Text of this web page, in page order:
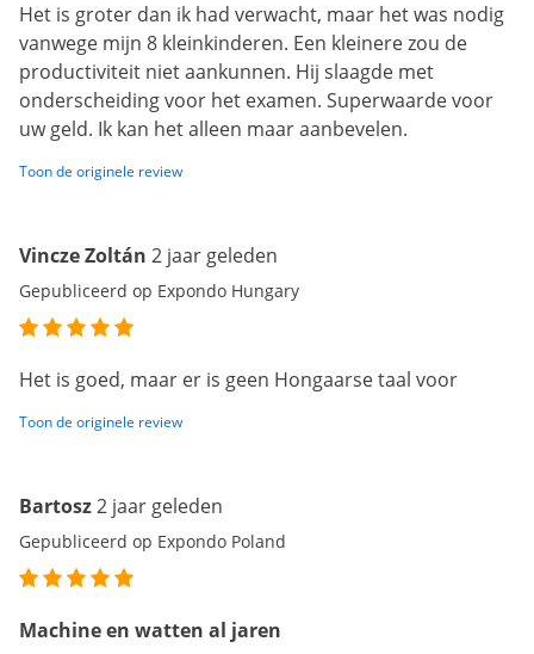
Het is groter dan ik had verwacht, maar het was nodig
vanwege mijn 8 kleinkinderen. Een kleinere zou de
productiviteit niet aankunnen. Hij slaagde met
onderscheiding voor het examen. Superwaarde voor
uw geld. Ik kan het alleen maar aanbevelen.
Toon de originele review
Vincze Zoltán 2 jaar geleden
Gepubliceerd op Expondo Hungary
Het is goed, maar er is geen Hongaarse taal voor
Toon de originele review
Bartosz2 jaar geleden
Gepubliceerd op Expondo Poland
Machine en watten al jaren